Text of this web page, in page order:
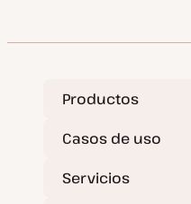
Productos
Casos de uso
Servicios